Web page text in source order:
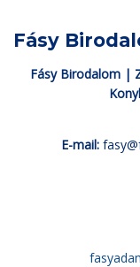
Fásy
Fásy Birodalom |
E-mail: